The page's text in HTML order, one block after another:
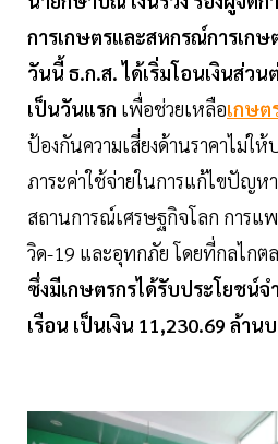
การเกษตรและสหกรณ์การเกษ
วันนี้ ธ.ก.ส. ได้เริ่มโอนเงินส่วน
เป็นวันแรก เพื่อช่วยเหลือเกษต
ป้องกันความเสี่ยงด้านราคาไม่
ภาระค่าใช้จ่ายในการแก้ไขปัญห
สถานการณ์เศรษฐกิจโลก การแพ
วิด-19 และอุทกภัย โดยที่กลไกต
ซึ่งมีเกษตรกรได้รับประโยชน์จ
เรือน เป็นเงิน 11,230.69 ล้าน